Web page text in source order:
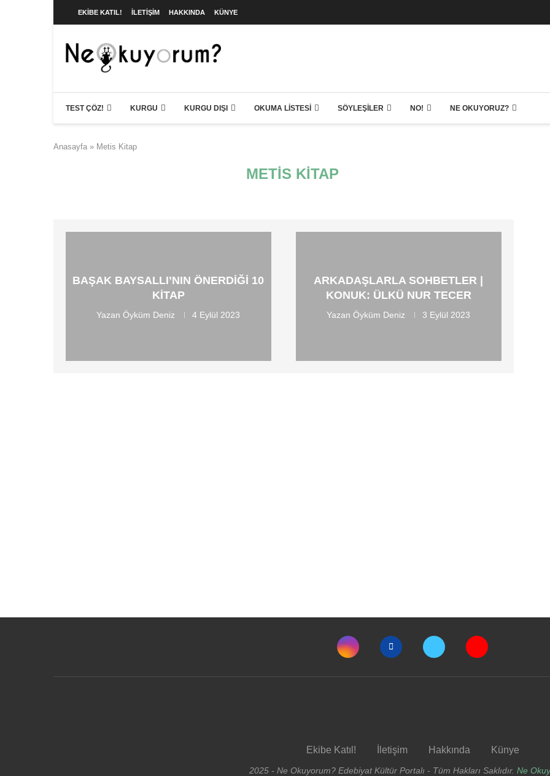
EKIBE KATIL! İLETIŞIM HAKKINDA KÜNYE
TEST ÇÖZ! KURGU KURGU DIŞI OKUMA LISTESI SÖYLEŞILER NO! NE OKUYORUZ?
Anasayfa » Metis Kitap
METIS KITAP
BAŞAK BAYSALLI’NIN ÖNERDIĞI 10
KITAP
YazanÖyküm Deniz 4 Eylül 2023
ARKADAŞLARLA SOHBETLER |
KONUK: ÜLKÜ NUR TECER
YazanÖyküm Deniz 3 Eylül 2023
Ekibe Katıl! İletişim Hakkında Künye
2025 - Ne Okuyorum? Edebiyat Kültür Portalı - Tüm Hakları Saklıdır. Ne